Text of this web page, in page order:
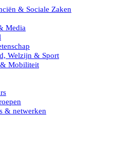
& Sociale Zaken
Media
Welzijn & Sport
& Mobiliteit
& netwerken